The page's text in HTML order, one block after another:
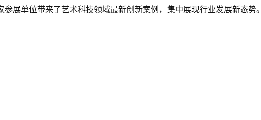
展单位带来了艺术科技领域最新创新案例，集中展现行业发展新态势。